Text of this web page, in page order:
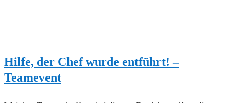
Hilfe, der Chef wurde entführt! –
Teamevent